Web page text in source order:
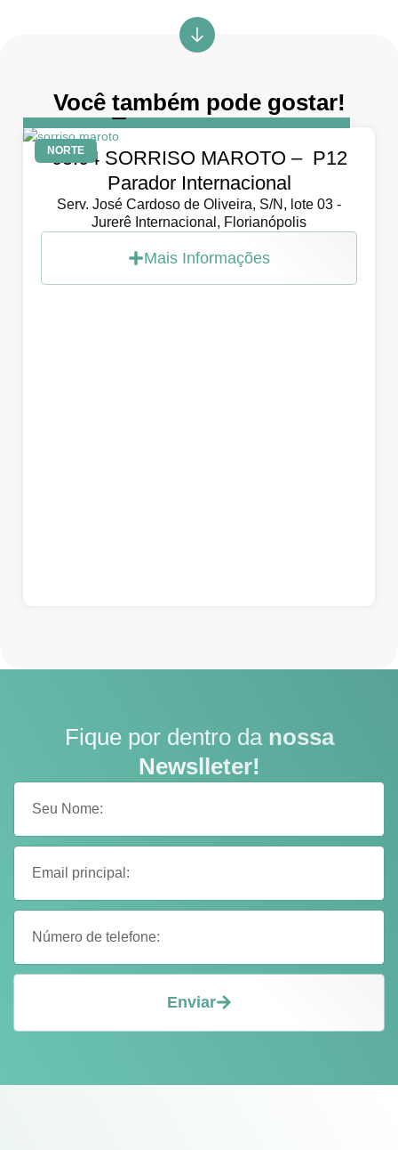
Você também pode gostar!
NORTE
DIA5 de abril de 2026
05.04 SORRISO MAROTO – P12
Parador Internacional
Serv. José Cardoso de Oliveira, S/N, lote 03 -
Jurerê Internacional, Florianópolis
Mais Informações
Fique por dentro da nossa
Newslleter!
Enviar